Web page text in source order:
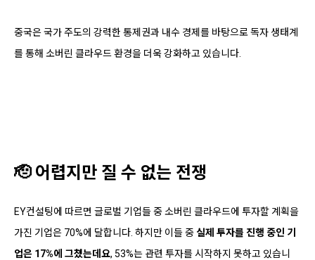
중국은 국가 주도의 강력한 통제권과 내수 경제를 바탕으로 독자 생태계
를 통해 소버린 클라우드 환경을 더욱 강화하고 있습니다.
🫡 어렵지만 질 수 없는 전쟁
EY컨설팅에 따르면 글로벌 기업들 중 소버린 클라우드에 투자할 계획을
가진 기업은 70%에 달합니다. 하지만 이들 중 실제 투자를 진행 중인 기
업은 17%에 그쳤는데요, 53%는 관련 투자를 시작하지 못하고 있습니